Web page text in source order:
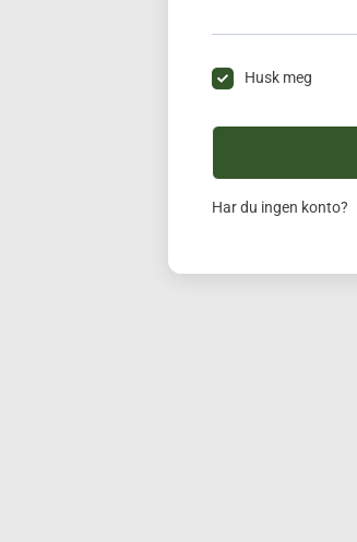
Husk meg
Har du ingen konto?